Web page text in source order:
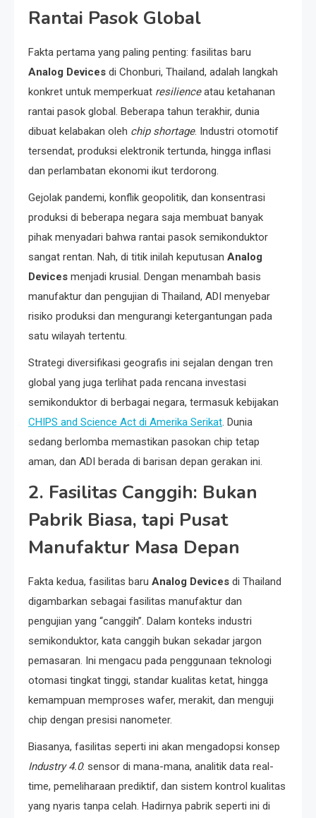
Rantai Pasok Global
Fakta pertama yang paling penting: fasilitas baru
Analog Devices di Chonburi, Thailand, adalah langkah
konkret untuk memperkuat resilienceatau ketahanan
rantai pasok global. Beberapa tahun terakhir, dunia
dibuat kelabakan oleh chip shortage. Industri otomotif
tersendat, produksi elektronik tertunda, hingga inflasi
dan perlambatan ekonomi ikut terdorong.
Gejolak pandemi, konflik geopolitik, dan konsentrasi
produksi di beberapa negara saja membuat banyak
pihak menyadari bahwa rantai pasok semikonduktor
sangat rentan. Nah, di titik inilah keputusan Analog
Devices menjadi krusial. Dengan menambah basis
manufaktur dan pengujian di Thailand, ADI menyebar
risiko produksi dan mengurangi ketergantungan pada
satu wilayah tertentu.
Strategi diversifikasi geografis ini sejalan dengan tren
global yang juga terlihat pada rencana investasi
semikonduktor di berbagai negara, termasuk kebijakan
CHIPS and Science Act di Amerika Serikat. Dunia
sedang berlomba memastikan pasokan chip tetap
aman, dan ADI berada di barisan depan gerakan ini.
2. Fasilitas Canggih: Bukan
Pabrik Biasa, tapi Pusat
Manufaktur Masa Depan
Fakta kedua, fasilitas baru Analog Devices di Thailand
digambarkan sebagai fasilitas manufaktur dan
pengujian yang “canggih”. Dalam konteks industri
semikonduktor, kata canggih bukan sekadar jargon
pemasaran. Ini mengacu pada penggunaan teknologi
otomasi tingkat tinggi, standar kualitas ketat, hingga
kemampuan memproses wafer, merakit, dan menguji
chip dengan presisi nanometer.
Biasanya, fasilitas seperti ini akan mengadopsi konsep
Industry 4.0: sensor di mana-mana, analitik data real-
time, pemeliharaan prediktif, dan sistem kontrol kualitas
yang nyaris tanpa celah. Hadirnya pabrik seperti ini di